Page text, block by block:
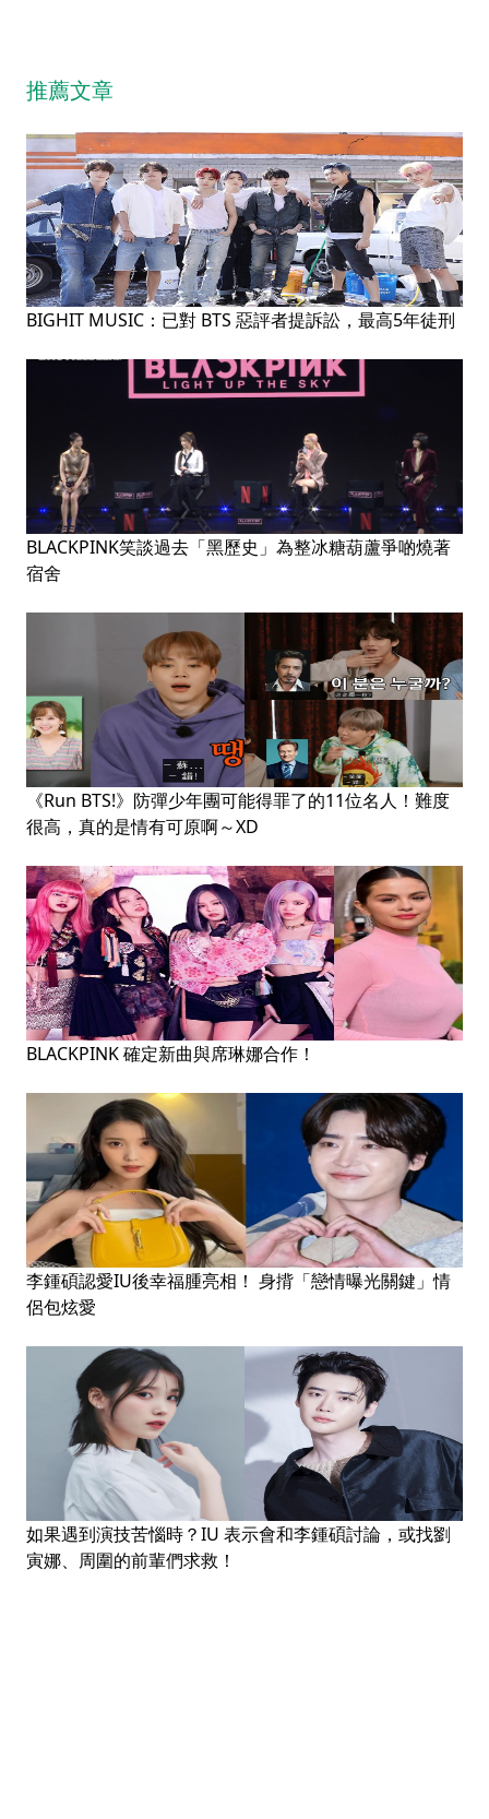
推薦文章
BIGHIT MUSIC：已對 BTS 惡評者提訴訟，最高5年徒刑
BLACKPINK笑談過去「黑歷史」為整冰糖葫蘆爭啲燒著
宿舍
《Run BTS!》防彈少年團可能得罪了的11位名人！難度
很高，真的是情有可原啊～XD
BLACKPINK 確定新曲與席琳娜合作！
李鍾碩認愛IU後幸福腫亮相！ 身揹「戀情曝光關鍵」情
侶包炫愛
如果遇到演技苦惱時？IU 表示會和李鍾碩討論，或找劉
寅娜、周圍的前輩們求救！